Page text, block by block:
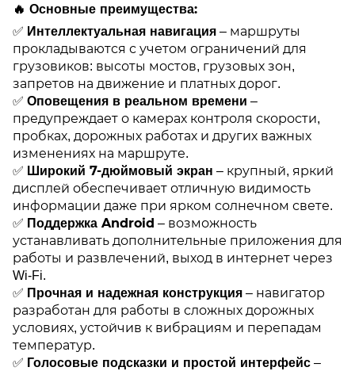
🔥 Основные преимущества:
✅ Интеллектуальная навигация – маршруты
прокладываются с учетом ограничений для
грузовиков: высоты мостов, грузовых зон,
запретов на движение и платных дорог.
✅ Оповещения в реальном времени –
предупреждает о камерах контроля скорости,
пробках, дорожных работах и других важных
изменениях на маршруте.
✅ Широкий 7-дюймовый экран – крупный, яркий
дисплей обеспечивает отличную видимость
информации даже при ярком солнечном свете.
✅ Поддержка Android – возможность
устанавливать дополнительные приложения для
работы и развлечений, выход в интернет через
Wi-Fi.
✅ Прочная и надежная конструкция – навигатор
разработан для работы в сложных дорожных
условиях, устойчив к вибрациям и перепадам
температур.
✅ Голосовые подсказки и простой интерфейс –